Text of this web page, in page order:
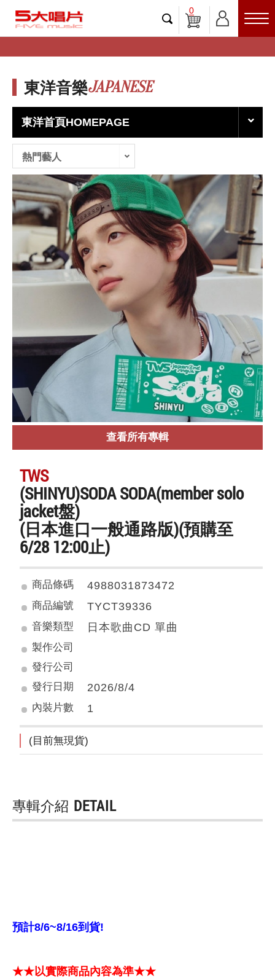
0
東洋音樂JAPANESE
東洋首頁HOMEPAGE
熱門藝人
查看所有專輯
TWS
(SHINYU)SODA SODA(member solo
jacket盤)
(日本進口一般通路版)(預購至
6/28 12:00止)
商品條碼 4988031873472
商品編號 TYCT39336
音樂類型 日本歌曲CD 單曲
製作公司
發行公司
發行日期
2026/8/4
內裝片數 1
(目前無現貨)
專輯介紹 DETAIL
預計8/6~8/16到貨!
★★以實際商品內容為準★★